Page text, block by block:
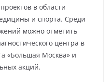
в области
и спорта. Среди
можно отметить
центра в
«Большая Москва» и
акций.